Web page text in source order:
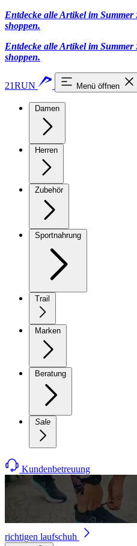
Entdecke alle Artikel im Summer
shoppen.
Entdecke alle Artikel im Summer
shoppen.
21RUN Menü öffnen
Damen
Herren
Zubehör
Sportnahrung
Trail
Marken
Beratung
Sale
Kundenbetreuung
richtigen laufschuh